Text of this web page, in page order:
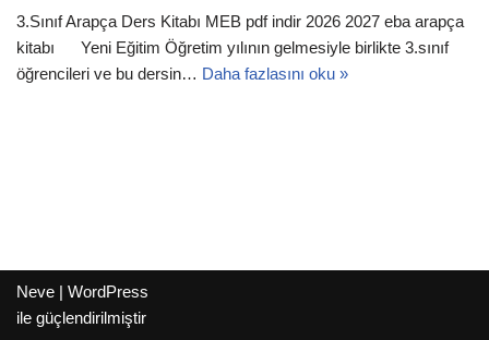
3.Sınıf Arapça Ders Kitabı MEB pdf indir 2026 2027 eba arapça
kitabı Yeni Eğitim Öğretim yılının gelmesiyle birlikte 3.sınıf
öğrencileri ve bu dersin… Daha fazlasını oku »
Neve | WordPress
ile güçlendirilmiştir